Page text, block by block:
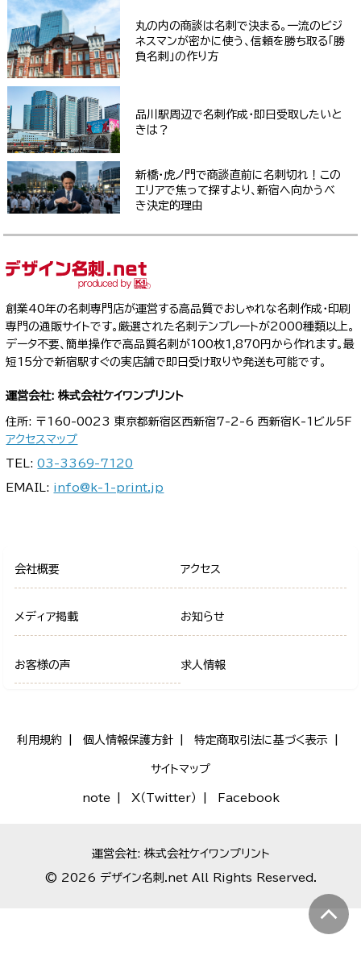
丸の内の商談は名刺で決まる。一流のビジ
ネスマンが密かに使う、信頼を勝ち取る「勝
負名刺」の作り方
品川駅周辺で名刺作成・即日受取したいと
きは？
新橋・虎ノ門で商談直前に名刺切れ！この
エリアで焦って探すより、新宿へ向かうべ
き決定的理由
創業40年の名刺専門店が運営する高品質でおしゃれな名刺作成・印刷
専門の通販サイトです。厳選された名刺テンプレートが2000種類以上。
データ不要、簡単操作で高品質名刺が100枚1,870円から作れます。最
短15分で新宿駅すぐの実店舗で即日受け取りや発送も可能です。
運営会社: 株式会社ケイワンプリント
住所: 〒160-0023 東京都新宿区西新宿7-2-6 西新宿K-1ビル5F
アクセスマップ
TEL:03-3369-7120
EMAIL: info@k-1-print.jp
会社概要 アクセス
メディア掲載 お知らせ
お客様の声 求人情報
利用規約 個人情報保護方針 特定商取引法に基づく表示
サイトマップ
note X（Twitter） Facebook
運営会社: 株式会社ケイワンプリント
© 2026 デザイン名刺.net All Rights Reserved.